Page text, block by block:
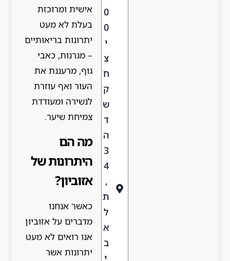
0
0
י
צ
ח
ק
ש
ד
ה
3
4
,
ת
ל
א
ב
אישית ומרוכזת
בעלת לא מעט
יתרונות בריאותיים
– מגרנות, כאבי
גוף, מרעננת את
העור ואף עוזרת
לנשירה ומעודדת
צמיחת שיער.
מה הם
היתרונות של
אזוביון?
כאשר אנחנו
מדברים על אזוביון
אנו רואים לא מעט
יתרונות אשר